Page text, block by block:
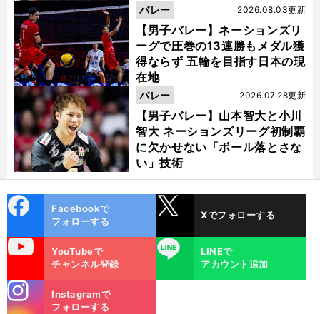
【男子バレー】ネーションズリ
ーグで圧巻の13連勝もメダル獲
得ならず 五輪を目指す日本の現
在地
2026.08.03更新
バレー
【男子バレー】山本智大と小川
智大 ネーションズリーグ初制覇
に欠かせない「ボール落とさな
い」技術
2026.07.28更新
バレー
ok
Facebookで
フォローする
Xでフォローする
YouTubeで
チャンネル登録
LINE
LINEで
アカウント追加
m
Instagramで
フォローする